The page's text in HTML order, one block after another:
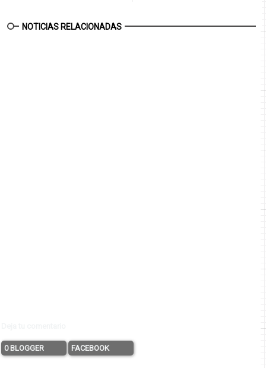
NOTICIAS RELACIONADAS
0 BLOGGER FACEBOOK